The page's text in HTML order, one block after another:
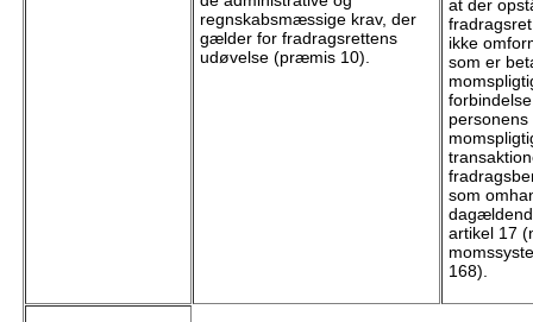
regnskabsmæssige krav, der
gælder for fradragsrettens
udøvelse (præmis 10).
at der
ikke
som er
personens
som
artikel 17
168).